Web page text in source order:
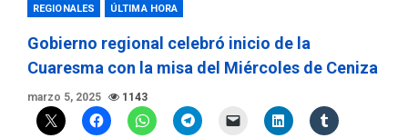
REGIONALES ÚLTIMA HORA
Gobierno regional celebró inicio de la
Cuaresma con la misa del Miércoles de Ceniza
marzo 5, 2025 1143